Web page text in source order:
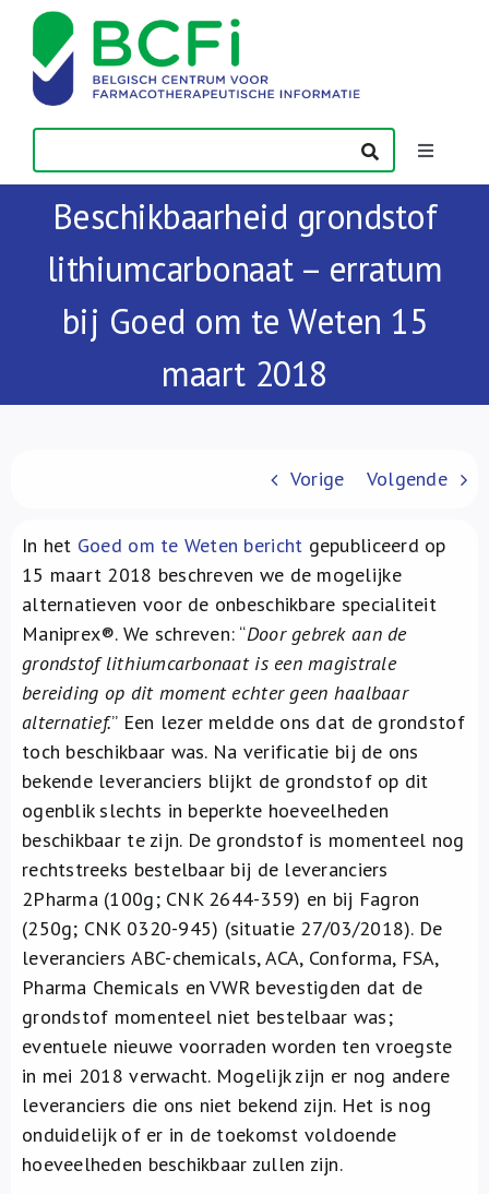
content
Toggle
Nieuws
Publicaties
FR
Beschikbaarheid grondstof
lithiumcarbonaat – erratum
bij Goed om te Weten 15
maart 2018
Vorige Volgende
In het Goed om te Weten bericht gepubliceerd op
15 maart 2018 beschreven we de mogelijke
alternatieven voor de onbeschikbare specialiteit
Maniprex®. We schreven: “Door gebrek aan de
grondstof lithiumcarbonaat is een magistrale
bereiding op dit moment echter geen haalbaar
alternatief.” Een lezer meldde ons dat de grondstof
toch beschikbaar was. Na verificatie bij de ons
bekende leveranciers blijkt de grondstof op dit
ogenblik slechts in beperkte hoeveelheden
beschikbaar te zijn. De grondstof is momenteel nog
rechtstreeks bestelbaar bij de leveranciers
2Pharma (100g; CNK 2644-359) en bij Fagron
(250g; CNK 0320-945) (situatie 27/03/2018). De
leveranciers ABC-chemicals, ACA, Conforma, FSA,
Pharma Chemicals en VWR bevestigden dat de
grondstof momenteel niet bestelbaar was;
eventuele nieuwe voorraden worden ten vroegste
in mei 2018 verwacht. Mogelijk zijn er nog andere
leveranciers die ons niet bekend zijn. Het is nog
onduidelijk of er in de toekomst voldoende
hoeveelheden beschikbaar zullen zijn.